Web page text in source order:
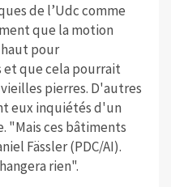
de l’Udc comme
que la motion
pour
que cela pourrait
pierres. D'autres
eux inquiétés d'un
"Mais ces bâtiments
Fässler (PDC/AI).
rien".